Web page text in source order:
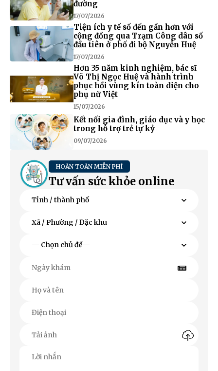
đường
17/07/2026
Tiện ích y tế số đến gần hơn với
cộng đồng qua Trạm Công dân số
đầu tiên ở phố đi bộ Nguyễn Huệ
17/07/2026
Hơn 35 năm kinh nghiệm, bác sĩ
Võ Thị Ngọc Huệ và hành trình
phục hồi vùng kín toàn diện cho
phụ nữ Việt
15/07/2026
Kết nối gia đình, giáo dục và y học
trong hỗ trợ trẻ tự kỷ
09/07/2026
HOÀN TOÀN MIỄN PHÍ
Tư vấn sức khỏe online